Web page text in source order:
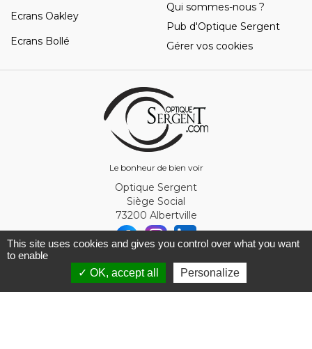
Le bonheur de bien voir
Ecrans Oakley
Ecrans Bollé
Qui sommes-nous ?
Pub d'Optique Sergent
Gérer vos cookies
Optique Sergent
Siège Social
73200 Albertville
© Optique Sergent 2026 - SIRET 32993919300010
This site uses cookies and gives you control over what you want
to enable
✓ OK, accept all
Personalize